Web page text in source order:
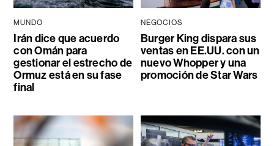
MUNDO
Irán dice que acuerdo
con Omán para
gestionar el estrecho de
Ormuz está en su fase
final
NEGOCIOS
Burger King dispara sus
ventas en EE.UU. con un
nuevo Whopper y una
promoción de Star Wars